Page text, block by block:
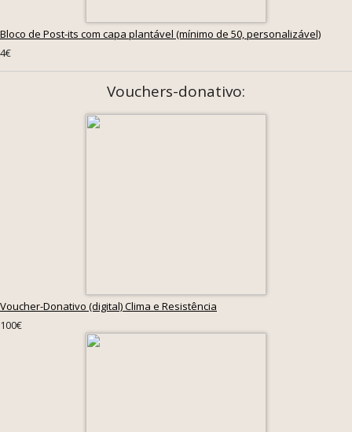
Bloco de Post-its com capa plantável (mínimo de 50, personalizável)
4€
Vouchers-donativo:
Voucher-Donativo (digital) Clima e Resistência
100€